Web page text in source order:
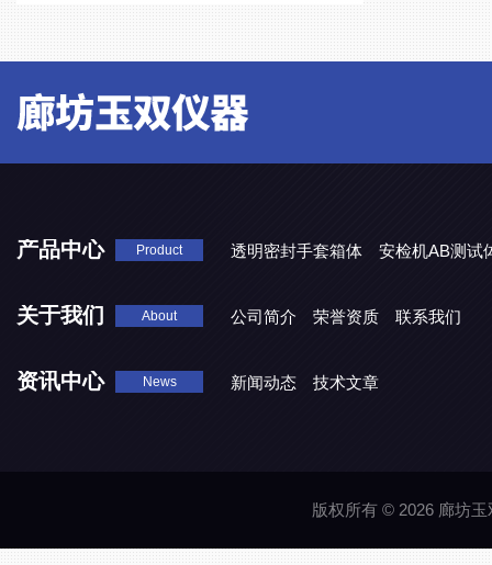
产品中心 Product 透明密封手套箱体 安检机AB测试
关于我们 About 公司简介 荣誉资质 联系我们
资讯中心 News 新闻动态 技术文章
版权所有 © 2026 廊坊